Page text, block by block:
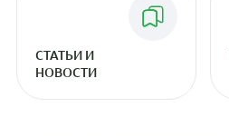
СТАТЬИ И
НОВОСТИ